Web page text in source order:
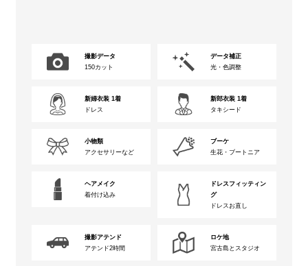
撮影データ
150カット
データ補正
光・色調整
新婦衣装 1着
ドレス
新郎衣装 1着
タキシード
小物類
アクセサリーなど
ブーケ
生花・ブートニア
ヘアメイク
着付け込み
ドレスフィッティン
グ
ドレスお直し
撮影アテンド
アテンド2時間
ロケ地
宮古島とスタジオ